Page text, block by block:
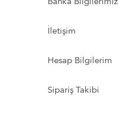
İletişim
Hesap Bilgilerim
Sipariş Takibi